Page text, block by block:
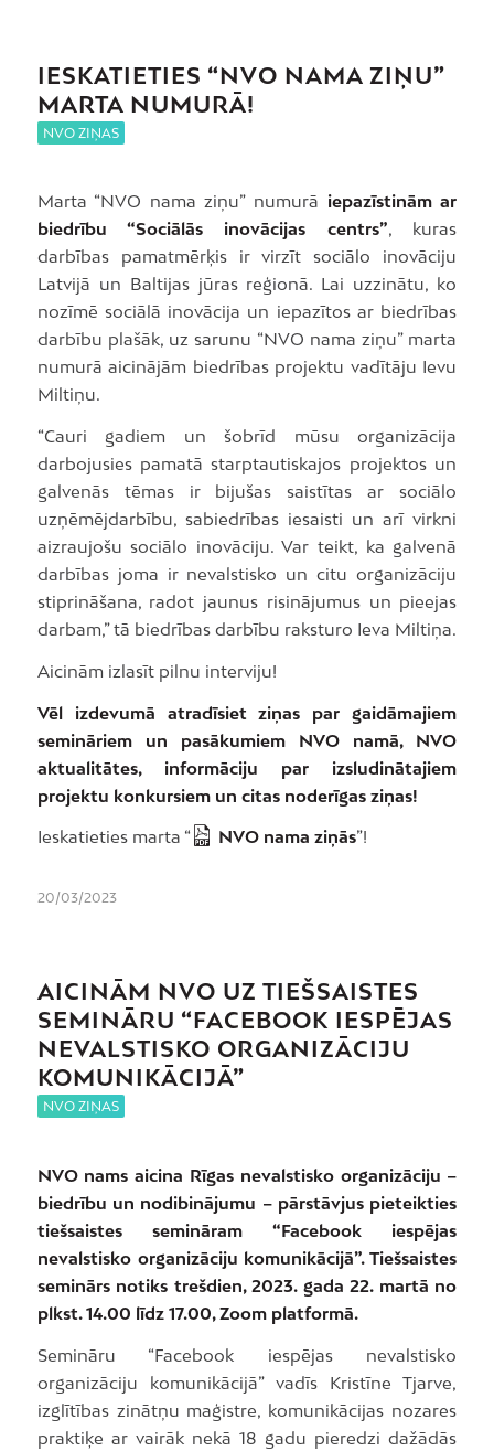
IESKATIETIES “NVO NAMA ZIŅU”
MARTA NUMURĀ!
NVO ZIŅAS
Marta “NVO nama ziņu” numurā iepazīstinām ar
biedrību “Sociālās inovācijas centrs”, kuras
darbības pamatmērķis ir virzīt sociālo inovāciju
Latvijā un Baltijas jūras reģionā. Lai uzzinātu, ko
nozīmē sociālā inovācija un iepazītos ar biedrības
darbību plašāk, uz sarunu “NVO nama ziņu” marta
numurā aicinājām biedrības projektu vadītāju Ievu
Miltiņu.
“Cauri gadiem un šobrīd mūsu organizācija
darbojusies pamatā starptautiskajos projektos un
galvenās tēmas ir bijušas saistītas ar sociālo
uzņēmējdarbību, sabiedrības iesaisti un arī virkni
aizraujošu sociālo inovāciju. Var teikt, ka galvenā
darbības joma ir nevalstisko un citu organizāciju
stiprināšana, radot jaunus risinājumus un pieejas
darbam,” tā biedrības darbību raksturo Ieva Miltiņa.
Aicinām izlasīt pilnu interviju!
Vēl izdevumā atradīsiet ziņas par gaidāmajiem
semināriem un pasākumiem NVO namā, NVO
aktualitātes, informāciju par izsludinātajiem
projektu konkursiem un citas noderīgas ziņas!
Ieskatieties marta “ NVO nama ziņās”!
20/03/2023
AICINĀM NVO UZ TIEŠSAISTES
SEMINĀRU “FACEBOOK IESPĒJAS
NEVALSTISKO ORGANIZĀCIJU
KOMUNIKĀCIJĀ”
NVO ZIŅAS
NVO nams aicina Rīgas nevalstisko organizāciju –
biedrību un nodibinājumu – pārstāvjus pieteikties
tiešsaistes semināram “Facebook iespējas
nevalstisko organizāciju komunikācijā”. Tiešsaistes
seminārs notiks trešdien, 2023. gada 22. martā no
plkst. 14.00 līdz 17.00, Zoom platformā.
Semināru “Facebook iespējas nevalstisko
organizāciju komunikācijā” vadīs Kristīne Tjarve,
izglītības zinātņu maģistre, komunikācijas nozares
praktiķe ar vairāk nekā 18 gadu pieredzi dažādās